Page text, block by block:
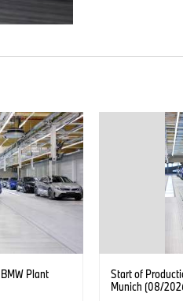
Plant
Start of
Munich (08/